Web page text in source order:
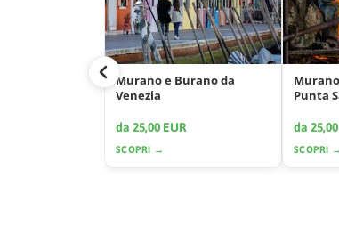
Murano e Burano da
Venezia
da 25,00 EUR
SCOPRI →
Punta
da
SCOPRI →